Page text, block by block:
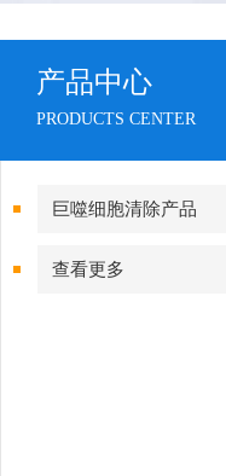
产品中心
PRODUCTS CENTER
巨噬细胞清除产品
查看更多